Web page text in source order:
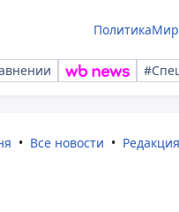
ПолитикаМир
Все новости